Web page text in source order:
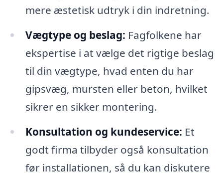
mere æstetisk udtryk i din indretning.
Vægtype og beslag: Fagfolkene har
ekspertise i at vælge det rigtige beslag
til din vægtype, hvad enten du har
gipsvæg, mursten eller beton, hvilket
sikrer en sikker montering.
Konsultation og kundeservice: Et
godt firma tilbyder også konsultation
før installationen, så du kan diskutere